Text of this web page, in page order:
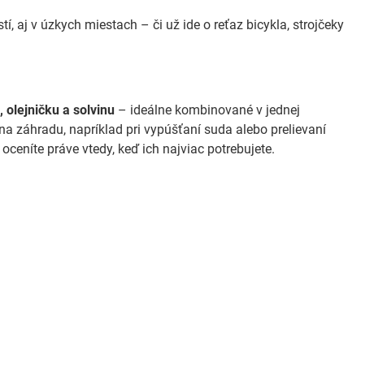
aj v úzkych miestach – či už ide o reťaz bicykla, strojčeky
olejničku a solvinu – ideálne kombinované v jednej
záhradu, napríklad pri vypúšťaní suda alebo prelievaní
práve vtedy, keď ich najviac potrebujete.